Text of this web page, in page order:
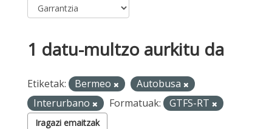
1 datu-multzo aurkitu da
Etiketak: Bermeo
Autobusa
Interurbano
Formatuak: GTFS-RT
Iragazi emaitzak